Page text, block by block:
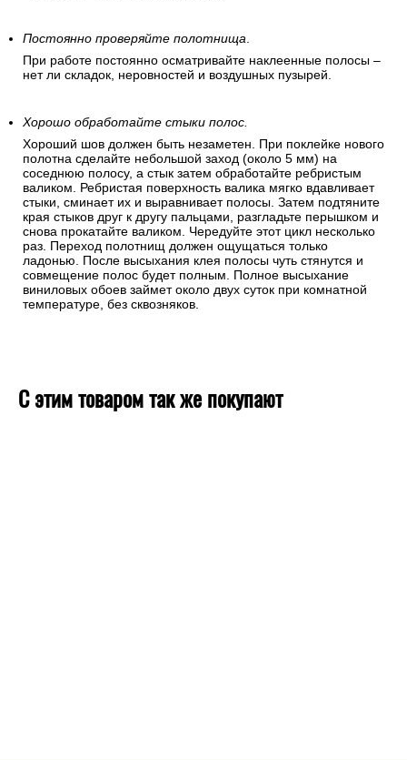
Постоянно проверяйте полотнища.
При работе постоянно осматривайте наклеенные полосы –
нет ли складок, неровностей и воздушных пузырей.
Хорошо обработайте стыки полос.
Хороший шов должен быть незаметен. При поклейке нового
полотна сделайте небольшой заход (около 5 мм) на
соседнюю полосу, а стык затем обработайте ребристым
валиком. Ребристая поверхность валика мягко вдавливает
стыки, сминает их и выравнивает полосы. Затем подтяните
края стыков друг к другу пальцами, разгладьте перышком и
снова прокатайте валиком. Чередуйте этот цикл несколько
раз. Переход полотнищ должен ощущаться только
ладонью. После высыхания клея полосы чуть стянутся и
совмещение полос будет полным. Полное высыхание
виниловых обоев займет около двух суток при комнатной
температуре, без сквозняков.
С этим товаром так же покупают